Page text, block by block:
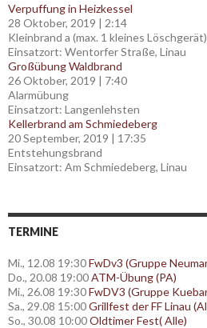
Verpuffung in Heizkessel
28 Oktober, 2019 | 2:14
Kleinbrand a (max. 1 kleines Löschgerät)
Einsatzort: Wentorfer Straße, Linau
Großübung Waldbrand
26 Oktober, 2019 | 7:40
Alarmübung
Einsatzort: Langenlehsten
Kellerbrand am Schmiedeberg
20 September, 2019 | 17:35
Entstehungsbrand
Einsatzort: Am Schmiedeberg, Linau
TERMINE
Mi., 12.08 19:30FwDv3 (Gruppe
Do., 20.08 19:00ATM-Übung (PA)
Mi., 26.08 19:30FwDV3 (Gruppe
Sa., 29.08 15:00Grillfest der FF Linau
So., 30.08 10:00Oldtimer Fest( Alle)